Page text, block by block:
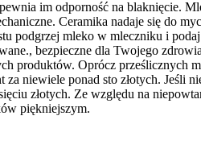
im odporność na blaknięcie.
Ceramika nadaje się do
podgrzej mleko w mleczniku i
bezpieczne dla Twojego
produktów. Oprócz
niewiele ponad sto złotych.
złotych. Ze względu na
piękniejszym.